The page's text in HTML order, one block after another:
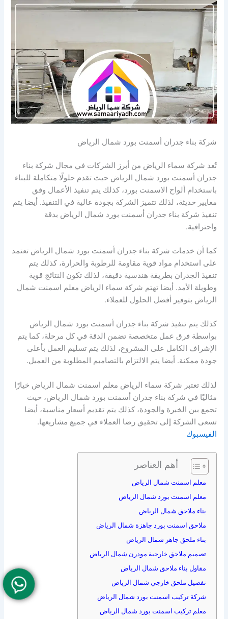
شركة بناء جدران أسمنت بورد شمال الرياض
تُعد شركة سماء الرياض من أبرز الشركات في مجال شركة بناء
جدران أسمنت بورد شمال الرياض حيث تقدم حلولًا متكاملة للبناء
باستخدام ألواح الاسمنت بورد، كذلك يتم تنفيذ الأعمال وفق
معايير حديثة، لذلك تتميز الشركة بجودة عالية في التنفيذ. أيضا يتم
تنفيذ شركة بناء جدران أسمنت بورد شمال الرياض بدقة
واحترافية.
كما أن خدمات شركة بناء جدران أسمنت بورد شمال الرياض تعتمد
على استخدام مواد قوية مقاومة للرطوبة والحرارة، كذلك يتم
تنفيذ الجدران بطريقة هندسية دقيقة، لذلك تكون النتائج قوية
وطويلة الأمد. أيضا تهتم شركة سماء الرياض معلم اسمنت شمال
الرياض بتوفير أفضل الحلول للعملاء.
كذلك يتم تنفيذ شركة بناء جدران أسمنت بورد شمال الرياض
بواسطة فرق عمل متخصصة تضمن الدقة في كل مرحلة، كما يتم
الإشراف الكامل على المشروع، لذلك يتم تسليم العمل بأعلى
جودة ممكنة. أيضا يتم الالتزام بالتصاميم المطلوبة من العميل.
لذلك تعتبر شركة سماء الرياض معلم اسمنت شمال الرياض خيارًا
مثاليًا في شركة بناء جدران أسمنت بورد شمال الرياض، حيث
تجمع بين الخبرة والجودة، كذلك يتم تقديم أسعار مناسبة، أيضا
تسعى الشركة إلى تحقيق رضا العملاء في جميع مشاريعها.
الفيسبوك
أهم العناصر
معلم اسمنت شمال الرياض
معلم اسمنت بورد شمال الرياض
بناء ملاحق شمال الرياض
ملاحق اسمنت بورد جاهزة شمال الرياض
بناء ملحق جاهز شمال الرياض
تصميم ملاحق خارجية مودرن شمال الرياض
مقاول بناء ملاحق شمال الرياض
تفصيل ملحق خارجي شمال الرياض
شركة تركيب اسمنت بورد شمال الرياض
معلم تركيب اسمنت بورد شمال الرياض